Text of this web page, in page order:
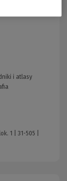
i atlasy
1 | 31-505 |